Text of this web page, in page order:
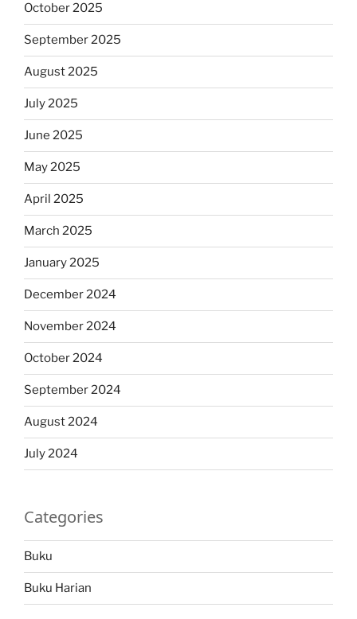
October 2025
September 2025
August 2025
July 2025
June 2025
May 2025
April 2025
March 2025
January 2025
December 2024
November 2024
October 2024
September 2024
August 2024
July 2024
Categories
Buku
Buku Harian